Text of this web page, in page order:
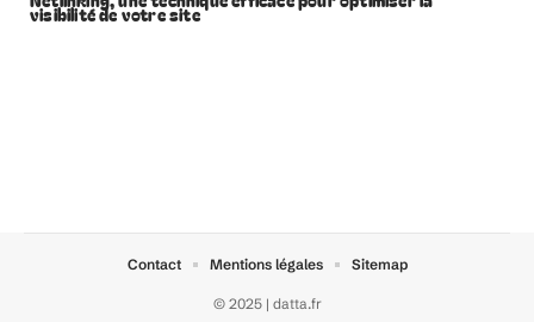
visibilité de votre site
© 2025 | datta.fr
Contact Mentions légales Sitemap